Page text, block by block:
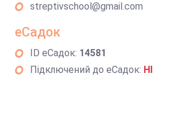
streptivschool@gmail.com
еСадок
ID еСадок: 14581
Підключений до еСадок: НІ